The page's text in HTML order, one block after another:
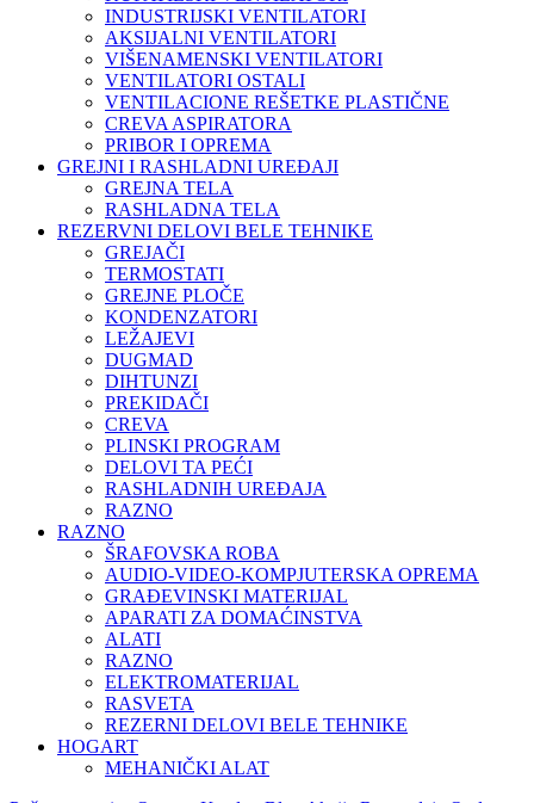
INDUSTRIJSKI VENTILATORI
AKSIJALNI VENTILATORI
VIŠENAMENSKI VENTILATORI
VENTILATORI OSTALI
VENTILACIONE REŠETKE PLASTIČNE
CREVA ASPIRATORA
PRIBOR I OPREMA
GREJNI I RASHLADNI UREĐAJI
GREJNA TELA
RASHLADNA TELA
REZERVNI DELOVI BELE TEHNIKE
GREJAČI
TERMOSTATI
GREJNE PLOČE
KONDENZATORI
LEŽAJEVI
DUGMAD
DIHTUNZI
PREKIDAČI
CREVA
PLINSKI PROGRAM
DELOVI TA PEĆI
RASHLADNIH UREĐAJA
RAZNO
RAZNO
ŠRAFOVSKA ROBA
AUDIO-VIDEO-KOMPJUTERSKA OPREMA
GRAĐEVINSKI MATERIJAL
APARATI ZA DOMAĆINSTVA
ALATI
RAZNO
ELEKTROMATERIJAL
RASVETA
REZERNI DELOVI BELE TEHNIKE
HOGART
MEHANIČKI ALAT